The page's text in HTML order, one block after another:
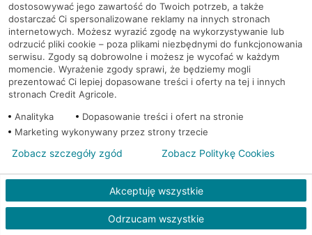
Tulce, ul. Fiołkowa 1 Bankomat (Euronet)
Kredyt gotówkowy na Twoje
dostosowywać jego zawartość do Twoich potrzeb, a także
dostarczać Ci spersonalizowane reklamy na innych stronach
internetowych. Możesz wyrazić zgodę na wykorzystywanie lub
odrzucić pliki cookie – poza plikami niezbędnymi do funkcjonowania
serwisu. Zgody są dobrowolne i możesz je wycofać w każdym
momencie. Wyrażenie zgody sprawi, że będziemy mogli
prezentować Ci lepiej dopasowane treści i oferty na tej i innych
stronach Credit Agricole.
Analityka
Dopasowanie treści i ofert na stronie
Marketing wykonywany przez strony trzecie
Akceptuję wszystkie
Odrzucam wszystkie
Zobacz szczegóły zgód Zobacz Politykę Cookies